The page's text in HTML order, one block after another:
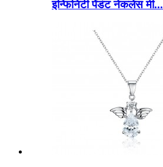
इन्फिनिटी पेंडंट नेकलेस मी...